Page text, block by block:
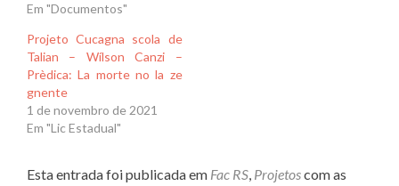
Em "Documentos"
Projeto Cucagna scola de
Talian – Wílson Canzi –
Prèdica: La morte no la ze
gnente
1 de novembro de 2021
Em "Lic Estadual"
Esta entrada foi publicada em Fac RS, Projetoscom as